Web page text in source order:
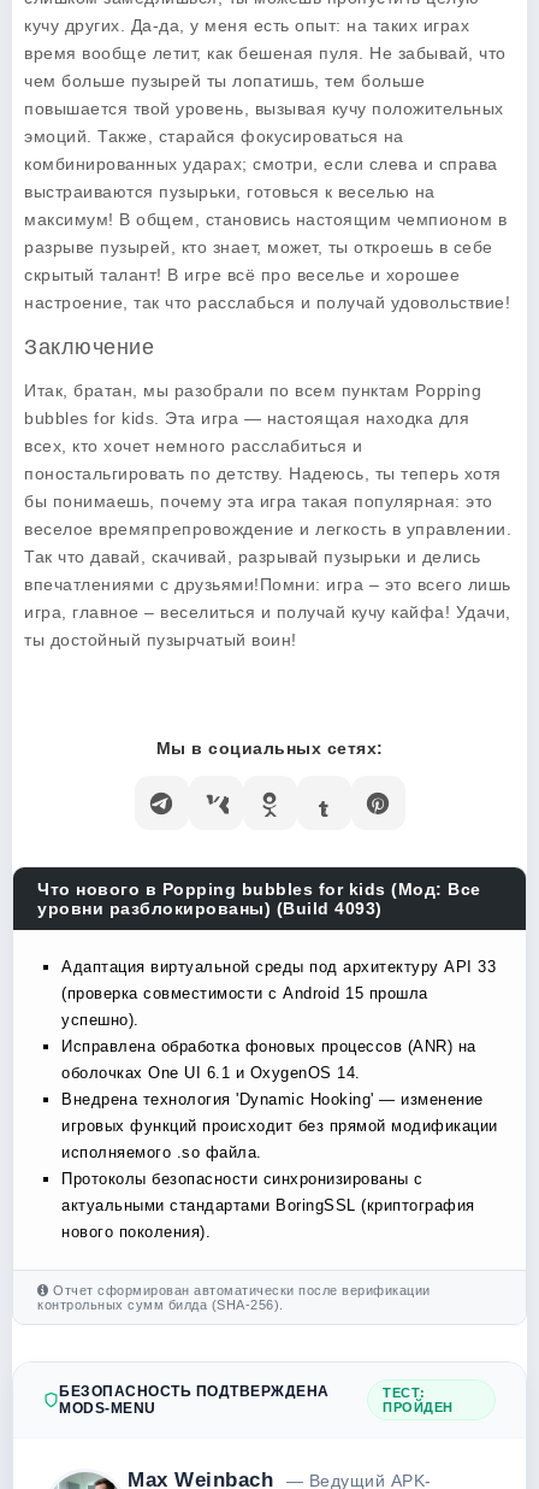
кучу других. Да-да, у меня есть опыт: на таких играх
время вообще летит, как бешеная пуля. Не забывай, что
чем больше пузырей ты лопатишь, тем больше
повышается твой уровень, вызывая кучу положительных
эмоций. Также, старайся фокусироваться на
комбинированных ударах; смотри, если слева и справа
выстраиваются пузырьки, готовься к веселью на
максимум! В общем, становись настоящим чемпионом в
разрыве пузырей, кто знает, может, ты откроешь в себе
скрытый талант! В игре всё про веселье и хорошее
настроение, так что расслабься и получай удовольствие!
Заключение
Итак, братан, мы разобрали по всем пунктам Popping
bubbles for kids . Эта игра — настоящая находка для
всех, кто хочет немного расслабиться и
поностальгировать по детству. Надеюсь, ты теперь хотя
бы понимаешь, почему эта игра такая популярная: это
веселое времяпрепровождение и легкость в управлении.
Так что давай, скачивай, разрывай пузырьки и делись
впечатлениями с друзьями!Помни: игра – это всего лишь
игра, главное – веселиться и получай кучу кайфа! Удачи,
ты достойный пузырчатый воин!
Мы в социальных сетях:
Что нового в Popping bubbles for kids (Мод: Все
уровни разблокированы) (Build 4093)
Адаптация виртуальной среды под архитектуру API 33
(проверка совместимости с Android 15 прошла
успешно).
Исправлена обработка фоновых процессов (ANR) на
оболочках One UI 6.1 и OxygenOS 14.
Внедрена технология 'Dynamic Hooking' — изменение
игровых функций происходит без прямой модификации
исполняемого .so файла.
Протоколы безопасности синхронизированы с
актуальными стандартами BoringSSL (криптография
нового поколения).
Отчет сформирован автоматически после верификации
контрольных сумм билда (SHA-256).
БЕЗОПАСНОСТЬ ПОДТВЕРЖДЕНА
MODS-MENU
ТЕСТ:
ПРОЙДЕН
Max Weinbach — Ведущий APK-